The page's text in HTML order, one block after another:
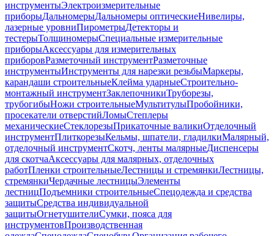
инструментыЭлектроизмерительные
приборыДальномерыДальномеры оптическиеНивелиры,
лазерные уровниПирометрыДетекторы и
тестерыТолщиномерыСпециальные измерительные
приборыАксессуары для измерительных
приборовРазметочный инструментРазметочные
инструментыИнструменты для нарезки резьбыМаркеры,
карандаши строительныеКлейма ударныеСтроительно-
монтажный инструментЗаклепочникиТруборезы,
трубогибыНожи строительныеМультитулыПробойники,
просекатели отверстийЛомыСтеплеры
механическиеСтеклорезыПрикаточные валикиОтделочный
инструментПлиткорезыКельмы, шпатели, гладилкиМалярный,
отделочный инструментСкотч, ленты малярныеДиспенсеры
для скотчаАксессуары для малярных, отделочных
работПленки строительныеЛестницы и стремянкиЛестницы,
стремянкиЧердачные лестницыЭлементы
лестницПодъемники строительныеСпецодежда и средства
защитыСредства индивидуальной
защитыОгнетушителиСумки, пояса для
инструментовПроизводственная